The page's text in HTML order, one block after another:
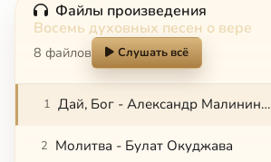
Файлы произведения
Восемь духовных песен о вере
8 файлов Слушать всё
1 Дай, Бог - Александр Малинин (стихи Евгения Евтушенко)
2 Молитва - Булат Окуджава